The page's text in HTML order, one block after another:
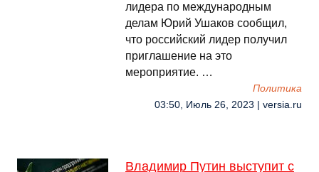
лидера по международным
делам Юрий Ушаков сообщил,
что российский лидер получил
приглашение на это
мероприятие. …
Политика
03:50, Июль 26, 2023 | versia.ru
Владимир Путин выступит с